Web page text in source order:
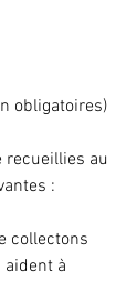
obligatoires)
recueillies au
:
collectons
à